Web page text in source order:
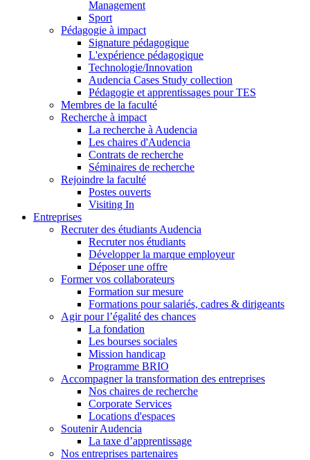
Management
Sport
Pédagogie à impact
Signature pédagogique
L'expérience pédagogique
Technologie/Innovation
Audencia Cases Study collection
Pédagogie et apprentissages pour TES
Membres de la faculté
Recherche à impact
La recherche à Audencia
Les chaires d'Audencia
Contrats de recherche
Séminaires de recherche
Rejoindre la faculté
Postes ouverts
Visiting In
Entreprises
Recruter des étudiants Audencia
Recruter nos étudiants
Développer la marque employeur
Déposer une offre
Former vos collaborateurs
Formation sur mesure
Formations pour salariés, cadres & dirigeants
Agir pour l’égalité des chances
La fondation
Les bourses sociales
Mission handicap
Programme BRIO
Accompagner la transformation des entreprises
Nos chaires de recherche
Corporate Services
Locations d'espaces
Soutenir Audencia
La taxe d’apprentissage
Nos entreprises partenaires